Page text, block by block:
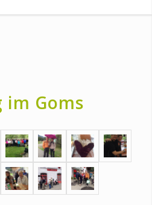
im Goms